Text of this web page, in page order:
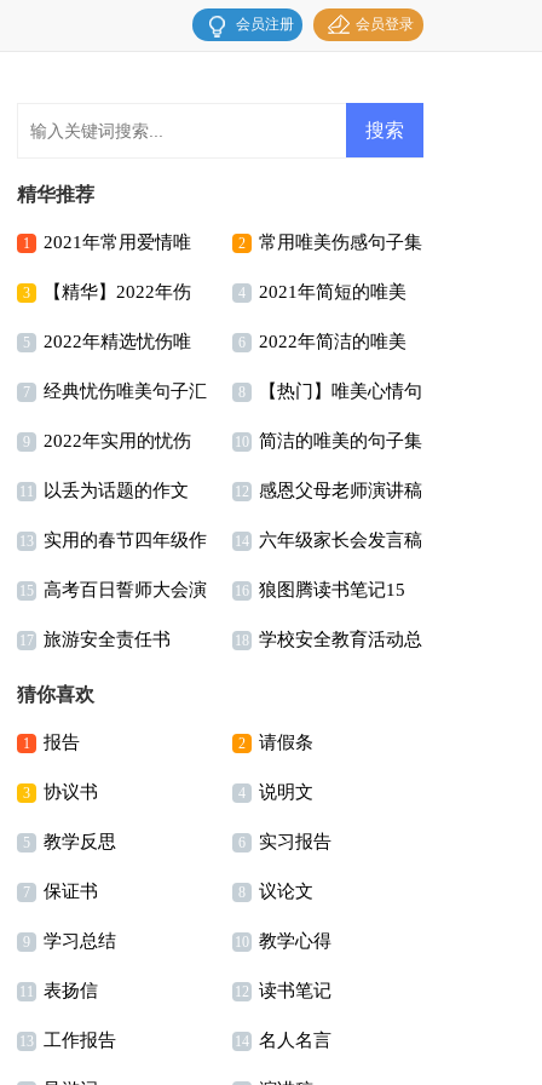
会员登录
会员注册
精华推荐
1 2021年常用爱情唯
美句子汇总69句
2 常用唯美伤感句子集
锦89条
3 【精华】2022年伤
感唯美句子集合40条
4 2021年简短的唯美
古风句子锦集49条
5 2022年精选忧伤唯
美句子摘录86句
6 2022年简洁的唯美
正能量的句子48句
7 经典忧伤唯美句子汇
总66条
8 【热门】唯美心情句
子汇总58句
9 2022年实用的忧伤
唯美句子集锦70条
10 简洁的唯美的句子集
锦40句
11 以丢为话题的作文 12 感恩父母老师演讲稿
13 实用的春节四年级作
文汇编6篇
14 六年级家长会发言稿
(15篇)
15 高考百日誓师大会演
讲稿(15篇)
16 狼图腾读书笔记15
篇
17 旅游安全责任书 18 学校安全教育活动总
猜你喜欢
1 报告 2 请假条
3 协议书 4 说明文
5 教学反思 6 实习报告
7 保证书 8 议论文
9 学习总结 10 教学心得
11 表扬信 12 读书笔记
13 工作报告 14 名人名言